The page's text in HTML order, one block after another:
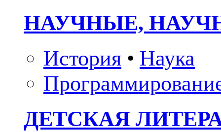
НАУЧНЫЕ,
История • Наука
ДЕТСКАЯ